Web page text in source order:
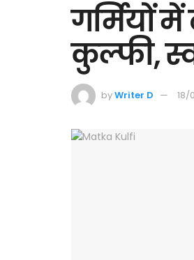
गर्मियों
कुल्फी,
byWriter D 18/